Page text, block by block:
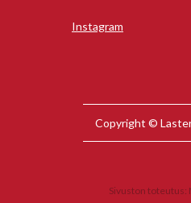
Instagram
Copyright ©
Sivuston toteutus: